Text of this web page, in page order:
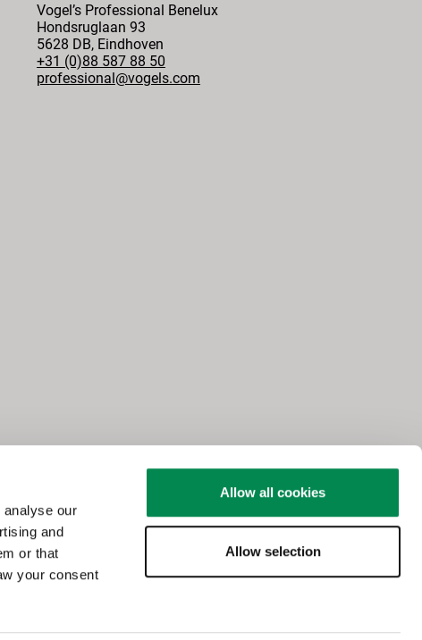
analyse our
and
or that
your consent
Allow all cookies
Allow selection
Vogel’s Professional Benelux
Hondsruglaan 93
5628 DB, Eindhoven
+31 (0)88 587 88 50
professional@vogels.com